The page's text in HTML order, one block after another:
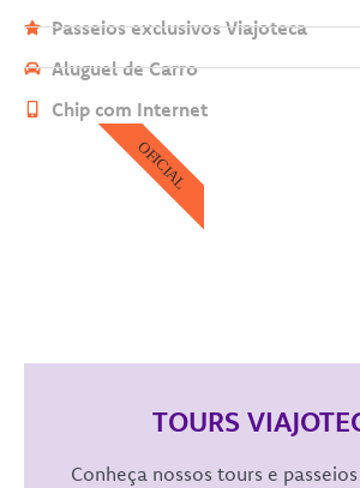
Passeios exclusivos Viajoteca
Aluguel de Carro
Chip com Internet
TOURS
Conheça nossos tours e
OFICIAL